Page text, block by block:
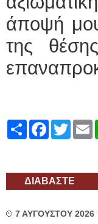
άποψή
της
ShareFacebook
ΔΙΑΒΑΣΤΕ
7 ΑΥΓΟΥΣΤΟΥ 2026